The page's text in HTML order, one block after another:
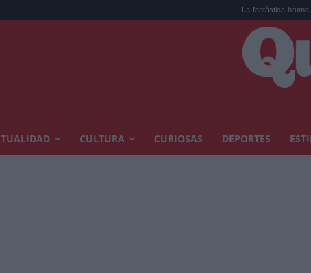
La fantástica bruma corporal
CULTURA CURIOSAS DEPORTES